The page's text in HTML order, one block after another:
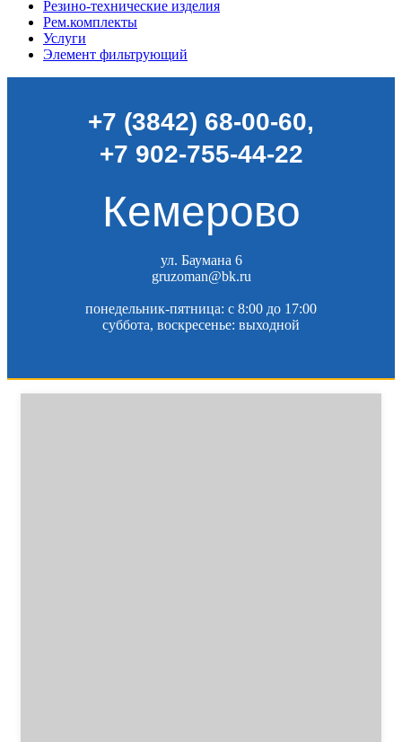
Резино-технические изделия
Рем.комплекты
Услуги
Элемент фильтрующий
+7 (3842) 68-00-60,
+7 902-755-44-22
Кемерово
ул. Баумана 6
gruzoman@bk.ru
понедельник-пятница: c 8:00 до 17:00
суббота, воскресенье: выходной